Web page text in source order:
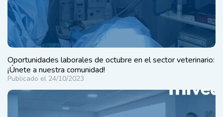
Oportunidades laborales de octubre en el sector veterinario:
¡Únete a nuestra comunidad!
Publicado el 24/10/2023